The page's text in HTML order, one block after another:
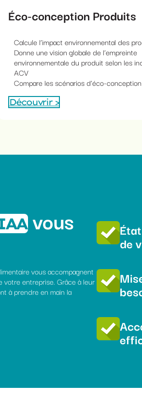
Éco-conception Produits
Calcule l’impact environnemental des
Donne une vision globale de l’empreinte
environnementale du produit selon les
ACV
Compare les scénarios d’éco-conception
Découvrir >
vous
vous accompagnent
votre entreprise. Grâce à leur
à prendre en main la
de